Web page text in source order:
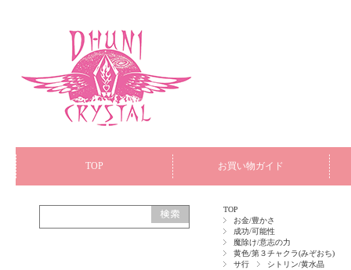
TOP お買い物ガイド
TOP
お金/豊かさ
成功/可能性
魔除け/意志の力
黄色/第３チャクラ(みぞおち)
サ行
シトリン/黄水晶